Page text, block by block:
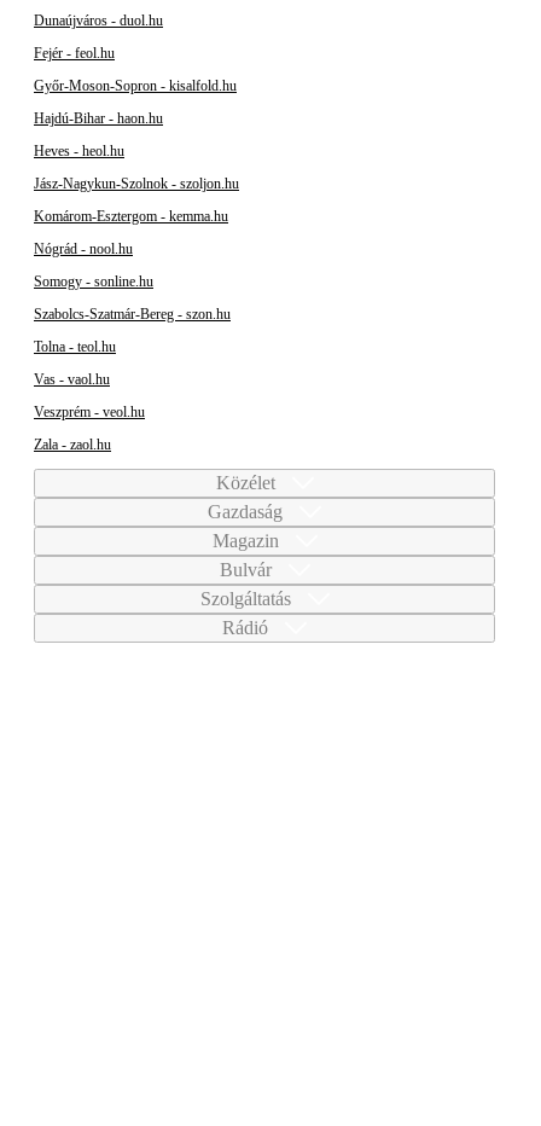
Dunaújváros - duol.hu
Fejér - feol.hu
Győr-Moson-Sopron - kisalfold.hu
Hajdú-Bihar - haon.hu
Heves - heol.hu
Jász-Nagykun-Szolnok - szoljon.hu
Komárom-Esztergom - kemma.hu
Nógrád - nool.hu
Somogy - sonline.hu
Szabolcs-Szatmár-Bereg - szon.hu
Tolna - teol.hu
Vas - vaol.hu
Veszprém - veol.hu
Zala - zaol.hu
Közélet
Gazdaság
Magazin
Bulvár
Szolgáltatás
Rádió